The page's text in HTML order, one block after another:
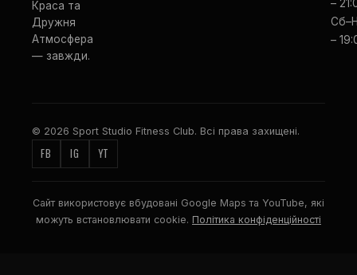
Краса та
Дружня
Атмосфера
— завжди.
–
–
© 2026 Sport Studio Fitness Club. Всі права захищені.
FB IG YT
Сайт використовує вбудовані Google Maps та YouTube, які
можуть встановлювати cookie. Політика конфіденційності